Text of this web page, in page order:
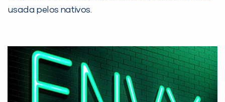
usada pelos nativos.